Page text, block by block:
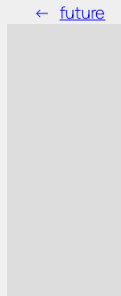
← future